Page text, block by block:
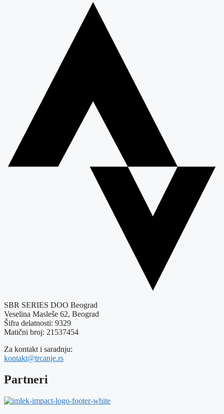
SBR SERIES DOO Beograd
Veselina Masleše 62, Beograd
Šifra delatnosti: 9329
Matični broj: 21537454
Za kontakt i saradnju:
kontakt@trcanje.rs
Partneri